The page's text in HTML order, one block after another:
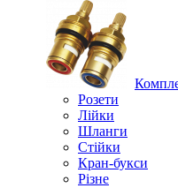
Розети
Лійки
Шланги
Стійки
Кран-букси
Різне